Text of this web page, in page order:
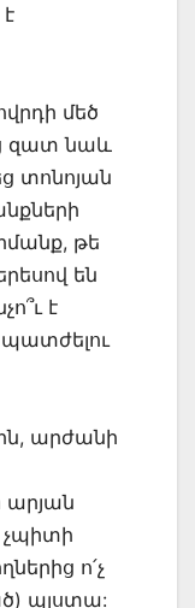
մեծ
զատ նաև
տոնոյան
թե
են
է
արժանի
արյան
ո՛չ
պլստա: